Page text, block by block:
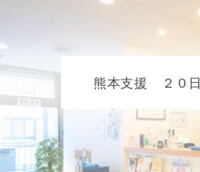
熊本支援 ２０